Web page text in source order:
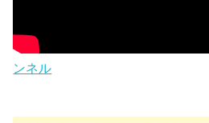
ンネル